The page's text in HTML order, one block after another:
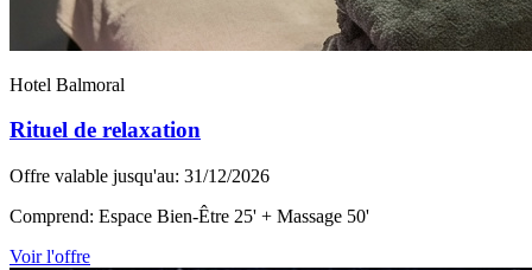
Hotel Balmoral
Rituel de relaxation
Offre valable jusqu'au: 31/12/2026
Comprend: Espace Bien-Être 25' + Massage 50'
Voir l'offre